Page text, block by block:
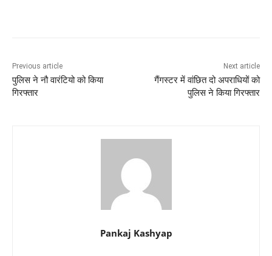
Previous article
पुलिस ने नौ वारंटियो को किया
गिरफ्तार
Next article
गैंगस्टर में वांछित दो अपराधियों को
पुलिस ने किया गिरफ्तार
Pankaj Kashyap